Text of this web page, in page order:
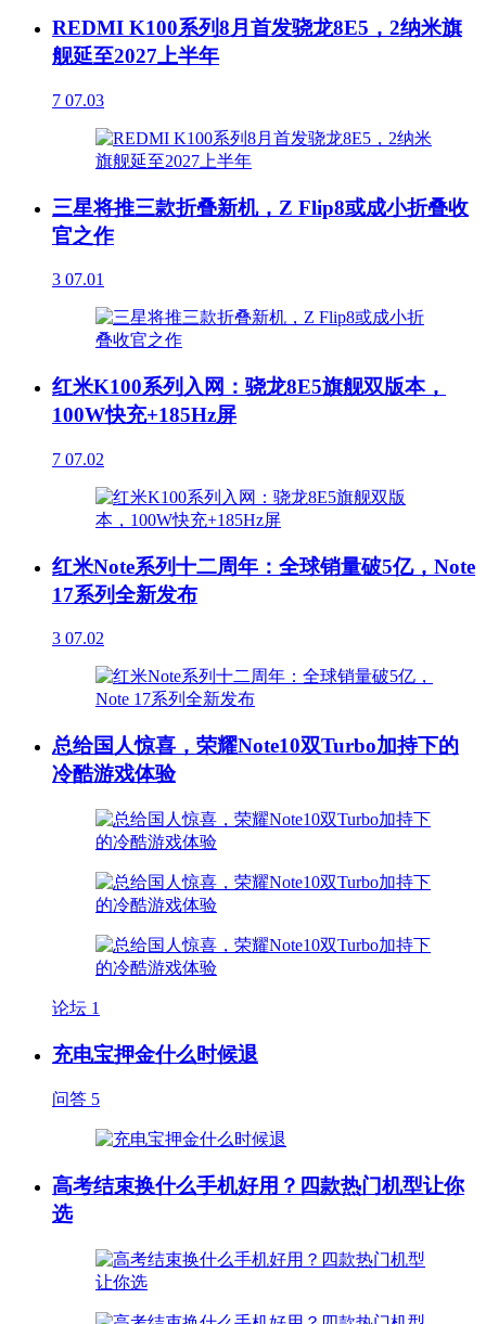
REDMI K100系列8月首发骁龙8E5，2纳米旗
舰延至2027上半年
7 07.03
三星将推三款折叠新机，Z Flip8或成小折叠收
官之作
3 07.01
红米K100系列入网：骁龙8E5旗舰双版本，
100W快充+185Hz屏
7 07.02
红米Note系列十二周年：全球销量破5亿，Note
17系列全新发布
3 07.02
总给国人惊喜，荣耀Note10双Turbo加持下的
冷酷游戏体验
论坛 1
充电宝押金什么时候退
问答 5
高考结束换什么手机好用？四款热门机型让你
选